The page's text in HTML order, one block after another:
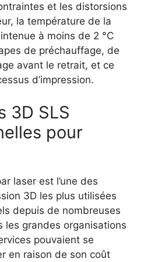
et les distorsions
la température de la
à moins de 2 °C
de préchauffage, de
avant le retrait, et ce
d’impression.
3D SLS
pour
laser est l’une des
3D les plus utilisées
depuis de nombreuses
les grandes organisations
pouvaient se
en raison de son coût